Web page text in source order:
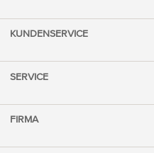
KUNDENSERVICE
SERVICE
FIRMA